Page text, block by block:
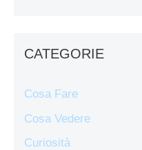
CATEGORIE
Cosa Fare
Cosa Vedere
Curiosità